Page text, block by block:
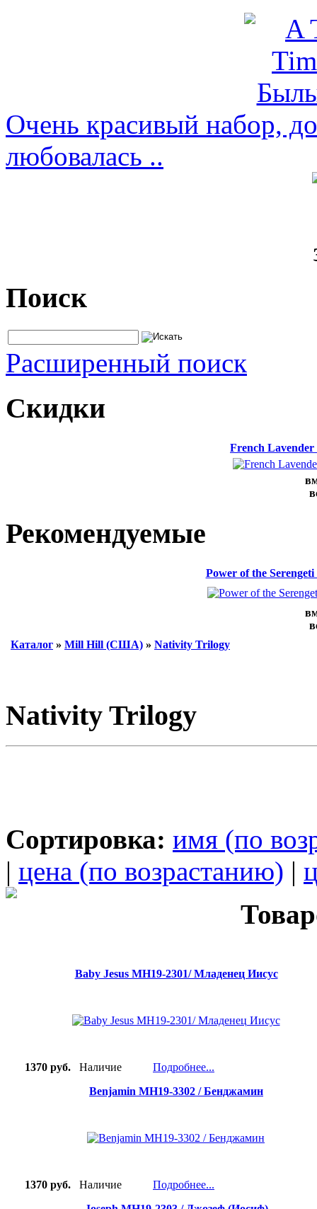
Очень красивый набор,
любовалась ..
Поиск
Расширенный поиск
Скидки
French Lavender
Рекомендуемые
Power of the
Каталог » Mill Hill (США) » Nativity Trilogy
Nativity Trilogy
Сортировка: имя (по
| цена (по возрастанию) |
Baby Jesus MH19-2301/ Младенец Иисус
1370 руб. Наличие
Подробнее...
Benjamin MH19-3302 / Бенджамин
1370 руб. Наличие
Подробнее...